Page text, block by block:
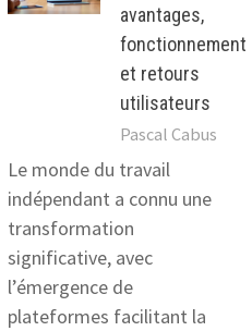
avantages,
fonctionnement
et retours
utilisateurs
Pascal Cabus
Le monde du travail
indépendant a connu une
transformation
significative, avec
l’émergence de
plateformes facilitant la